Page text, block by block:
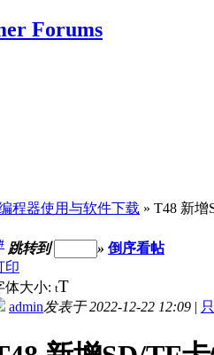
程器使用与软件下载 » T48 新
跳转到 » 倒序看帖
印
体大小: tT
admin发表于 2022-12-22 12:09 |